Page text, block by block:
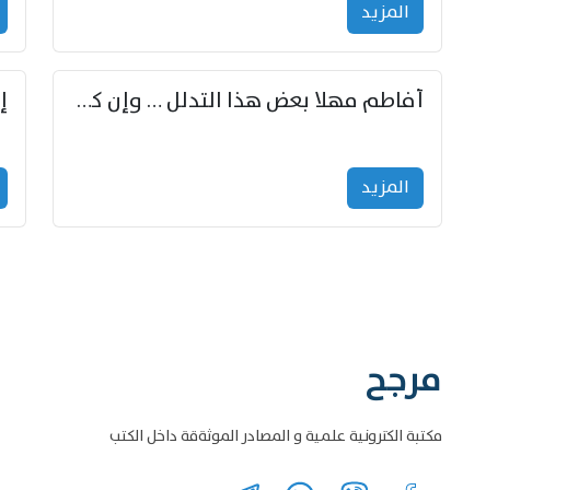
المزید
أفاطم مهلا بعض هذا التدلل … وإن كنت قد أزمعت صرمي فأجملي
المزید
مرجح
مكتبة الكترونية علمية و المصادر الموثةقة داخل الكتب